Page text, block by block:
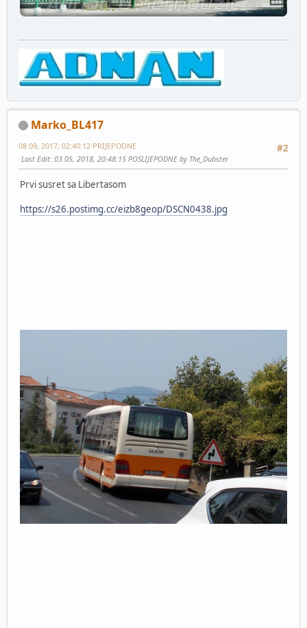
Marko_BL417
#2
08 09, 2017, 02:40:12 PRIJEPODNE
Last Edit: 03 05, 2018, 20:48:15 POSLIJEPODNE by The_Dubster
Prvi susret sa Libertasom
https://s26.postimg.cc/eizb8geop/DSCN0438.jpg